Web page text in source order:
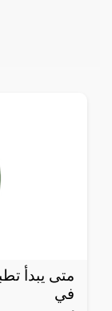
متى يبدأ
في